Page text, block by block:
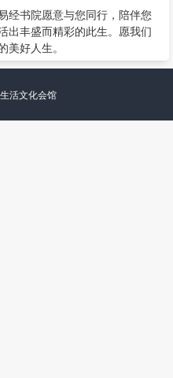
经书院愿意与您同行，陪伴您
出丰盛而精彩的此生。愿我们
美好人生。
活文化会馆